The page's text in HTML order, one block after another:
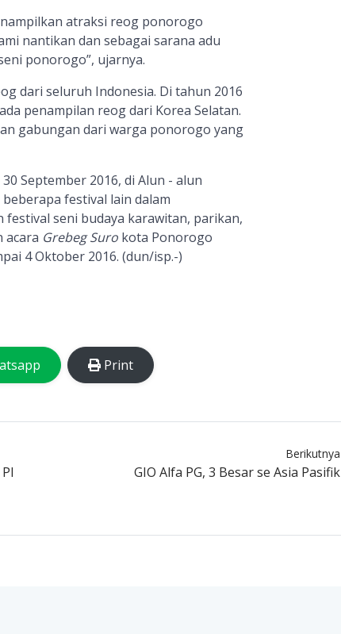
atraksi reog ponorogo
nantikan dan sebagai sarana adu
ponorogo”, ujarnya.
dari seluruh Indonesia. Di tahun 2016
penampilan reog dari Korea Selatan.
gabungan dari warga ponorogo yang
September 2016, di Alun - alun
beberapa festival lain dalam
seni budaya karawitan, parikan,
acara Grebeg Suro kota Ponorogo
4 Oktober 2016. (dun/isp.-)
Print
Berikutnya
GIO Alfa PG, 3 Besar se Asia Pasifik